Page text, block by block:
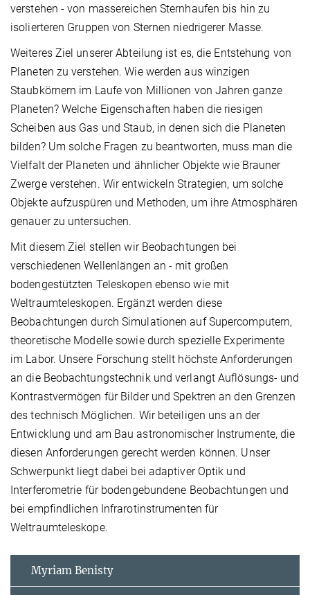
verstehen - von massereichen Sternhaufen bis hin zu
isolierteren Gruppen von Sternen niedrigerer Masse.
Weiteres Ziel unserer Abteilung ist es, die Entstehung von
Planeten zu verstehen. Wie werden aus winzigen
Staubkörnern im Laufe von Millionen von Jahren ganze
Planeten? Welche Eigenschaften haben die riesigen
Scheiben aus Gas und Staub, in denen sich die Planeten
bilden? Um solche Fragen zu beantworten, muss man die
Vielfalt der Planeten und ähnlicher Objekte wie Brauner
Zwerge verstehen. Wir entwickeln Strategien, um solche
Objekte aufzuspüren und Methoden, um ihre Atmosphären
genauer zu untersuchen.
Mit diesem Ziel stellen wir Beobachtungen bei
verschiedenen Wellenlängen an - mit großen
bodengestützten Teleskopen ebenso wie mit
Weltraumteleskopen. Ergänzt werden diese
Beobachtungen durch Simulationen auf Supercomputern,
theoretische Modelle sowie durch spezielle Experimente
im Labor. Unsere Forschung stellt höchste Anforderungen
an die Beobachtungstechnik und verlangt Auflösungs- und
Kontrastvermögen für Bilder und Spektren an den Grenzen
des technisch Möglichen. Wir beteiligen uns an der
Entwicklung und am Bau astronomischer Instrumente, die
diesen Anforderungen gerecht werden können. Unser
Schwerpunkt liegt dabei bei adaptiver Optik und
Interferometrie für bodengebundene Beobachtungen und
bei empfindlichen Infrarotinstrumenten für
Weltraumteleskope.
Myriam Benisty